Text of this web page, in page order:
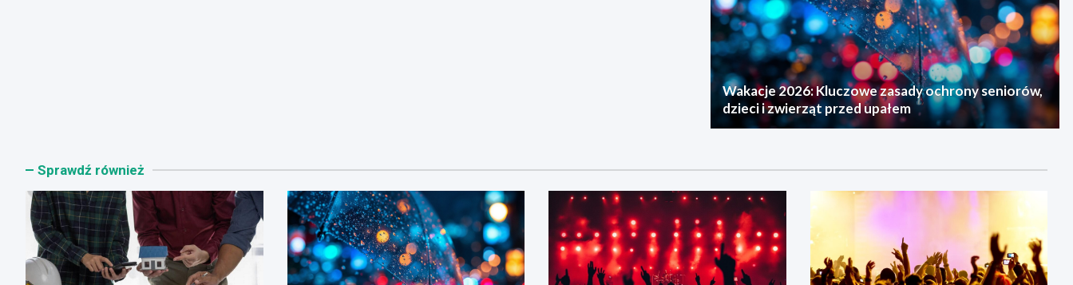
Wakacje 2026: Kluczowe zasady ochrony seniorów,
dzieci i zwierząt przed upałem
Sprawdź również